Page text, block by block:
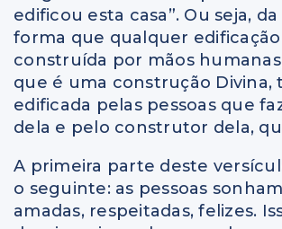
edificou esta casa”. Ou seja,
forma que qualquer
construída por mãos
que é uma construção Divina,
edificada pelas pessoas que
dela e pelo construtor dela,
A primeira parte deste
o seguinte: as pessoas
amadas, respeitadas, felizes.